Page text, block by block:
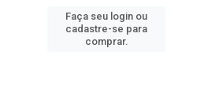
Faça seu login ou
cadastre-se para
comprar.